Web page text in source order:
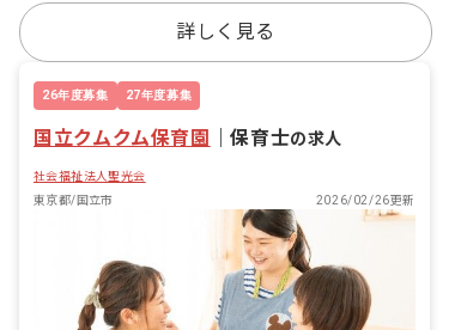
詳しく見る
26年度募集 27年度募集
国立クムクム保育園 ｜保育士の求人
社会福祉法人聖光会
東京都/国立市
2026/02/26更新